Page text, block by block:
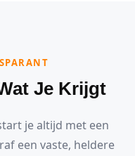
Je Krijgt
je altijd met een
een vaste, heldere